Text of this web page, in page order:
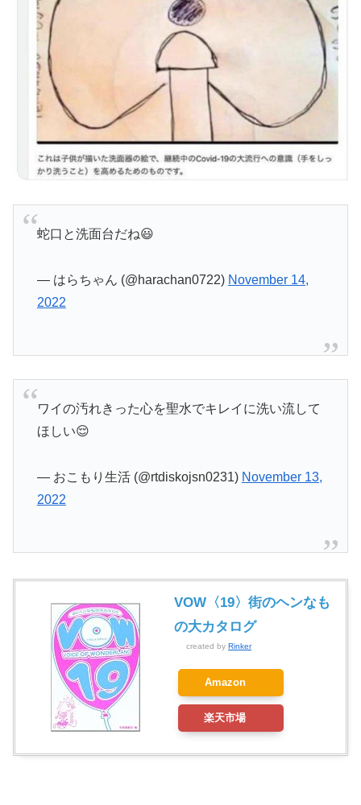
蛇口と洗面台だね😃
— はらちゃん (@harachan0722) November 14,
2022
ワイの汚れきった心を聖水でキレイに洗い流して
ほしい😌
— おこもり生活 (@rtdiskojsn0231) November 13,
2022
VOW〈19〉街のヘンなも
の大カタログ
created by Rinker
Amazon
楽天市場